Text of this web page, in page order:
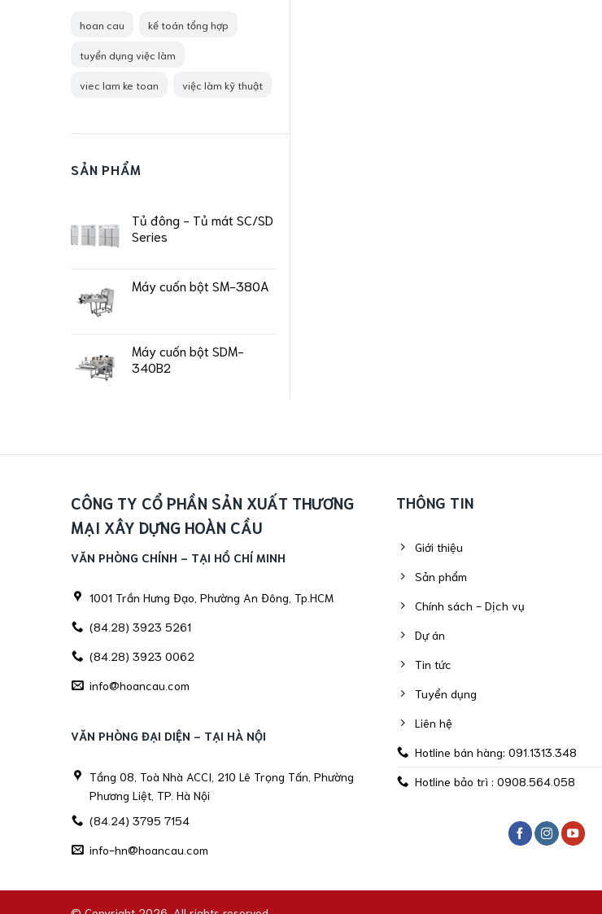
hoan cau kế toán tổng hợp
tuyển dụng việc làm
viec lam ke toan việc làm kỹ thuật
SẢN PHẨM
Tủ đông - Tủ mát SC/SD
Series
Máy cuốn bột SM-380A
Máy cuốn bột SDM-
340B2
CÔNG TY CỔ PHẦN SẢN XUẤT THƯƠNG
MẠI XÂY DỰNG HOÀN CẦU
VĂN PHÒNG CHÍNH - TẠI HỒ CHÍ MINH
1001 Trần Hưng Đạo, Phường An Đông, Tp.HCM
(84.28) 3923 5261
(84.28) 3923 0062
info@hoancau.com
VĂN PHÒNG ĐẠI DIỆN - TẠI HÀ NỘI
Tầng 08, Toà Nhà ACCI, 210 Lê Trọng Tấn, Phường
Phương Liệt, TP. Hà Nội
(84.24) 3795 7154
info-hn@hoancau.com
THÔNG TIN
Giới thiệu
Sản phẩm
Chính sách - Dịch vụ
Dự án
Tin tức
Tuyển dụng
Liên hệ
Hotline bán hàng: 091.1313.348
Hotline bảo trì : 0908.564.058